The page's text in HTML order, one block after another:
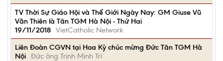
TV Thời Sự Giáo Hội và Thế Giới Ngày Nay: GM Giuse Vũ
Văn Thiên là Tân TGM Hà Nội - Thứ Hai
19/11/2018 VietCatholic Network
Liên Đoàn CGVN tại Hoa Kỳ chúc mừng Đức Tân TGM Hà
Nội Đức ông Trịnh Minh Trí